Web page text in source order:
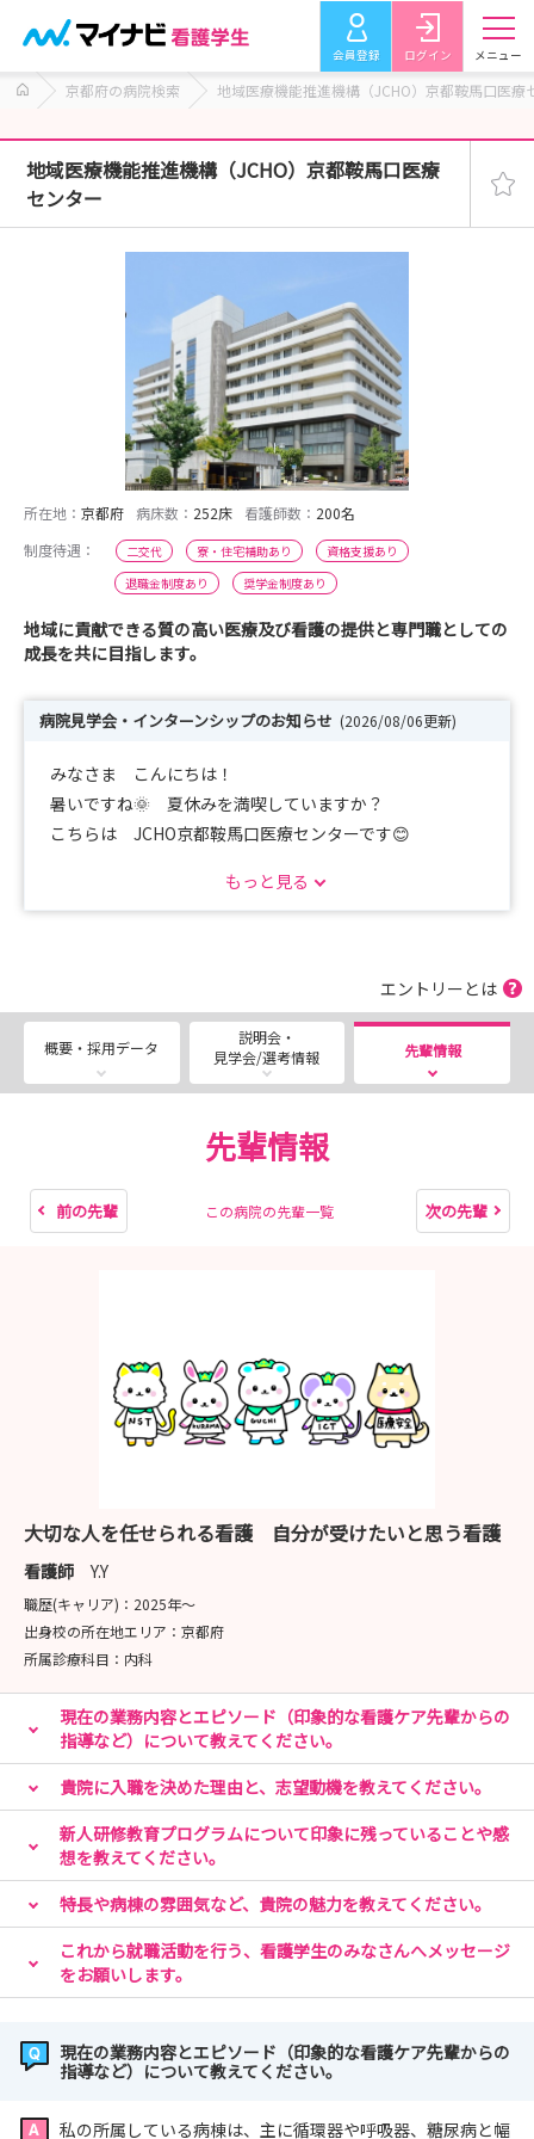
会員登録 ログイン メニュー
京都府の病院検索 地域医療機能推進機構（JCHO）京都鞍馬口医療
地域医療機能推進機構（JCHO）京都鞍馬口医療
センター
所在地： 京都府 病床数： 252床 看護師数： 200名
制度待遇：
二交代 寮・住宅補助あり
資格支援あり
退職金制度あり
奨学金制度あり
地域に貢献できる質の高い医療及び看護の提供と専門職としての
成長を共に目指します。
病院見学会・インターンシップのお知らせ (2026/08/06更新)
みなさま こんにちは！
暑いですね🌞 夏休みを満喫していますか？
こちらは JCHO京都鞍馬口医療センターです😊
8月から10月初旬の病院見学会・インターンシップの日程
当院は2026年4月に、回復期リハビリ病棟がオープン、整
形外科病棟がリニューアルオープンしました。
急性期看護、回復期看護、在宅看護まで幅広く経験できる
病院です。
2028年卒・2029年卒のみなさん、夏休み期間中に、ぜひ
一度見学に来てくださいね😉
もっと見る
エントリーとは
概要・採用データ
説明会・
見学会/選考情報
先輩情報
先輩情報
前の先輩 この病院の先輩一覧 次の先輩
大切な人を任せられる看護 自分が受けたいと思う看護
看護師 Y.Y
職歴(キャリア)： 2025年〜
出身校の所在地エリア： 京都府
所属診療科目： 内科
現在の業務内容とエピソード（印象的な看護ケア先輩からの
指導など）について教えてください。
貴院に入職を決めた理由と、志望動機を教えてください。
新人研修教育プログラムについて印象に残っていることや感
想を教えてください。
特長や病棟の雰囲気など、貴院の魅力を教えてください。
これから就職活動を行う、看護学生のみなさんへメッセージ
をお願いします。
現在の業務内容とエピソード（印象的な看護ケア先輩からの
指導など）について教えてください。
私の所属している病棟は、主に循環器や呼吸器、糖尿病と幅